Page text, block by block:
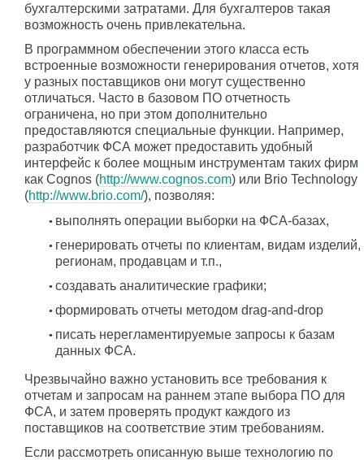
бухгалтерскими затратами. Для бухгалтеров такая
возможность очень привлекательна.
В программном обеспечении этого класса есть
встроенные возможности генерирования отчетов, хотя
у разных поставщиков они могут существенно
отличаться. Часто в базовом ПО отчетность
ограничена, но при этом дополнительно
предоставляются специальные функции. Например,
разработчик ФСА может предоставить удобный
интерфейс к более мощным инструментам таких фирм
как Cognos (http://www.cognos.com) или Brio Technology
(http://www.brio.com/), позволяя:
выполнять операции выборки на ФСА-базах,
генерировать отчеты по клиентам, видам изделий,
регионам, продавцам и т.п.,
создавать аналитические графики;
формировать отчеты методом drag-and-drop
писать нерегламентируемые запросы к базам
данных ФСА.
Чрезвычайно важно установить все требования к
отчетам и запросам на раннем этапе выбора ПО для
ФСА, и затем проверять продукт каждого из
поставщиков на соответствие этим требованиям.
Если рассмотреть описанную выше технологию по